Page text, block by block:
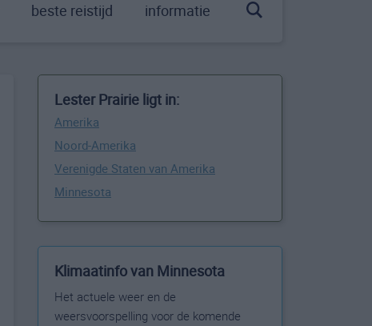
beste reistijd informatie
Lester Prairie ligt in:
Amerika
Noord-Amerika
Verenigde Staten van Amerika
Minnesota
Klimaatinfo van Minnesota
Het actuele weer en de
weersvoorspelling voor de komende